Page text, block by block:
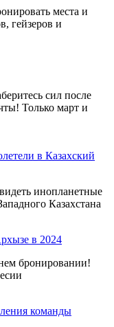
места и
гейзеров и
сил после
Только март и
в Казахский
инопланетные
Казахстана
в 2024
бронировании!
команды